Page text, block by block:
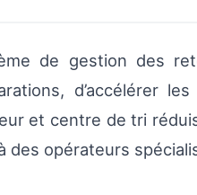
de gestion des
d’accélérer
et centre de tri
des opérateurs